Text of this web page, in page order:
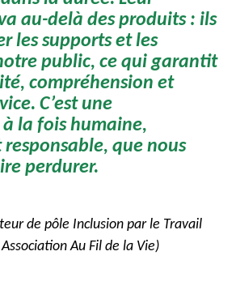
au-delà des produits : ils
les supports et les
public, ce qui garantit
compréhension et
C’est une
la fois humaine,
que nous
perdurer.
de pôle Inclusion par le Travail
Au Fil de la Vie)